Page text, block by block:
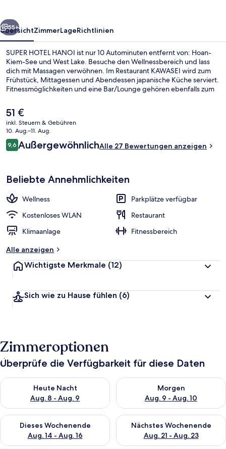
Weiter
55+
ÜbersichtZimmerLageRichtlinien
SUPER HOTEL HANOI ist nur 10 Autominuten entfernt von: Hoan-
Kiem-See und West Lake. Besuche den Wellnessbereich und lass
dich mit Massagen verwöhnen. Im Restaurant KAWASEI wird zum
Frühstück, Mittagessen und Abendessen japanische Küche serviert.
Fitnessmöglichkeiten und eine Bar/Lounge gehören ebenfalls zum
Der
aktuelle
Preis
beträgt
51 €.
51 €
inkl. Steuern & Gebühren
10. Aug.–11. Aug.
Bewertungen
9,69,6 von 10.
AußergewöhnlichAlle 27 Bewertungen anzeigen
Beliebte Annehmlichkeiten
Wellness
Parkplätze verfügbar
Kostenloses WLAN
Restaurant
Klimaanlage
Fitnessbereich
Alle anzeigen
Wichtigste Merkmale (12)
Sich wie zu Hause fühlen (6)
Zimmeroptionen
Überprüfe die Verfügbarkeit für diese Daten
Heute Nacht
Aug. 8 - Aug. 9
Überprüfe die Verfügbarkeit für heute Nacht, Aug. 8 - Aug. 9.
Morgen
Aug. 9 - Aug. 10
Überprüfe die Verfügbarkeit
Dieses Wochenende
Aug. 14 - Aug. 16
Überprüfe die Verfügbarkeit für dieses Wochenende, Aug. 14
Nächstes Wochenende
Aug. 21 - Aug. 23
Überprüfe die Verfügbarkeit